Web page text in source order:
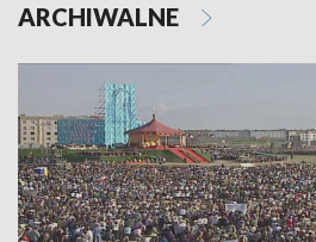
ARCHIWALNE